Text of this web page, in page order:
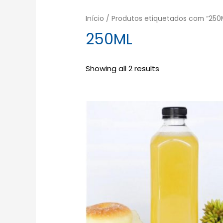
Início / Produtos etiquetados com
250ML
Showing all 2 results